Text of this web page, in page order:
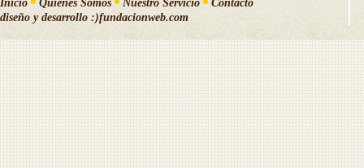
Inicio Quiénes Somos Nuestro Servicio
Contacto
diseño y desarrollo :)fundacionweb.com